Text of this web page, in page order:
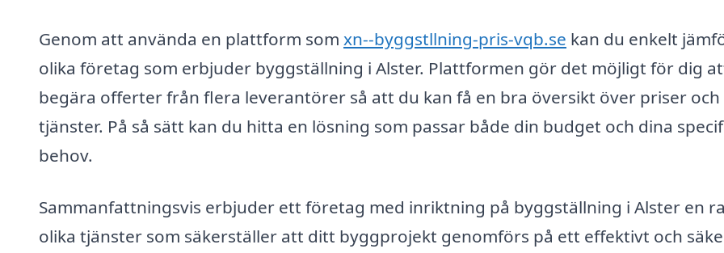
Genom att använda en plattform som xn--byggstllning-pris-vqb.se kan du enkelt
olika företag som erbjuder byggställning i Alster. Plattformen gör det möjligt för dig
begära offerter från flera leverantörer så att du kan få en bra översikt över priser och
tjänster. På så sätt kan du hitta en lösning som passar både din budget och dina
behov.
Sammanfattningsvis erbjuder ett företag med inriktning på byggställning i Alster en
olika tjänster som säkerställer att ditt byggprojekt genomförs på ett effektivt och